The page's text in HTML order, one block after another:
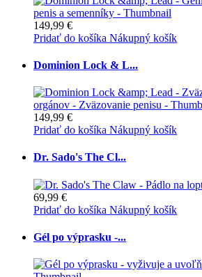
149,99 €
Pridať do košíka Nákupný košík
Dominion Lock & L...
149,99 €
Pridať do košíka Nákupný košík
Dr. Sado's The Cl...
69,99 €
Pridať do košíka Nákupný košík
Gél po výprasku -...